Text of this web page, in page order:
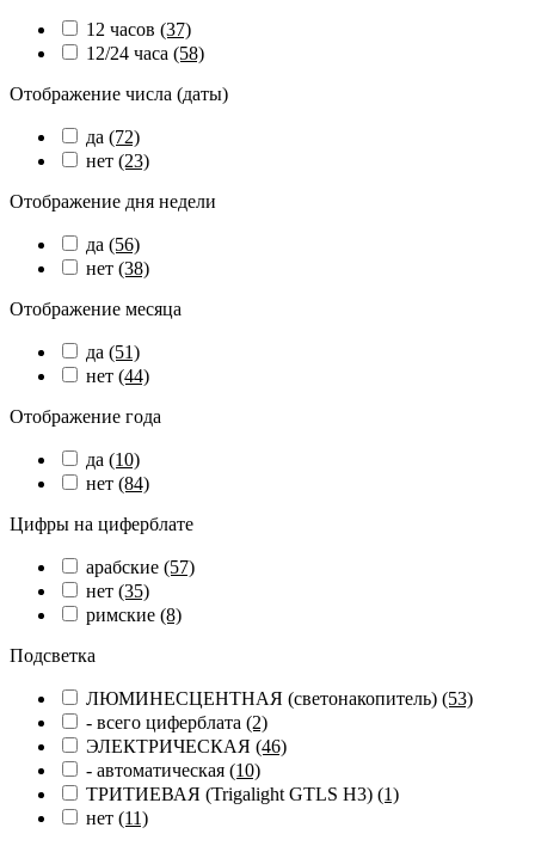
12 часов (37)
12/24 часа (58)
Отображение числа (даты)
да (72)
нет (23)
Отображение дня недели
да (56)
нет (38)
Отображение месяца
да (51)
нет (44)
Отображение года
да (10)
нет (84)
Цифры на циферблате
арабские (57)
нет (35)
римские (8)
Подсветка
ЛЮМИНЕСЦЕНТНАЯ (светонакопитель) (53)
- всего циферблата (2)
ЭЛЕКТРИЧЕСКАЯ (46)
- автоматическая (10)
ТРИТИЕВАЯ (Trigalight GTLS H3) (1)
нет (11)